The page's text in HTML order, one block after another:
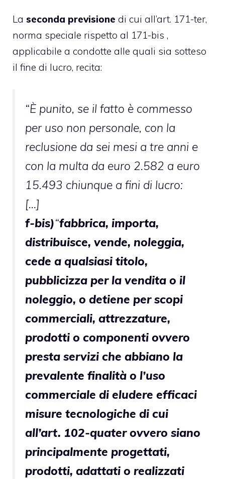
La seconda previsione di cui all’art. 171-ter,
norma speciale rispetto al 171-bis ,
applicabile a condotte alle quali sia sotteso
il fine di lucro, recita:
“È punito, se il fatto è commesso
per uso non personale, con la
reclusione da sei mesi a tre anni e
con la multa da euro 2.582 a euro
15.493 chiunque a fini di lucro:
[…]
f-bis)“fabbrica, importa,
distribuisce, vende, noleggia,
cede a qualsiasi titolo,
pubblicizza per la vendita o il
noleggio, o detiene per scopi
commerciali, attrezzature,
prodotti o componenti ovvero
presta servizi che abbiano la
prevalente finalità o l’uso
commerciale di eludere efficaci
misure tecnologiche di cui
all’art. 102-quater ovvero siano
principalmente progettati,
prodotti, adattati o realizzati